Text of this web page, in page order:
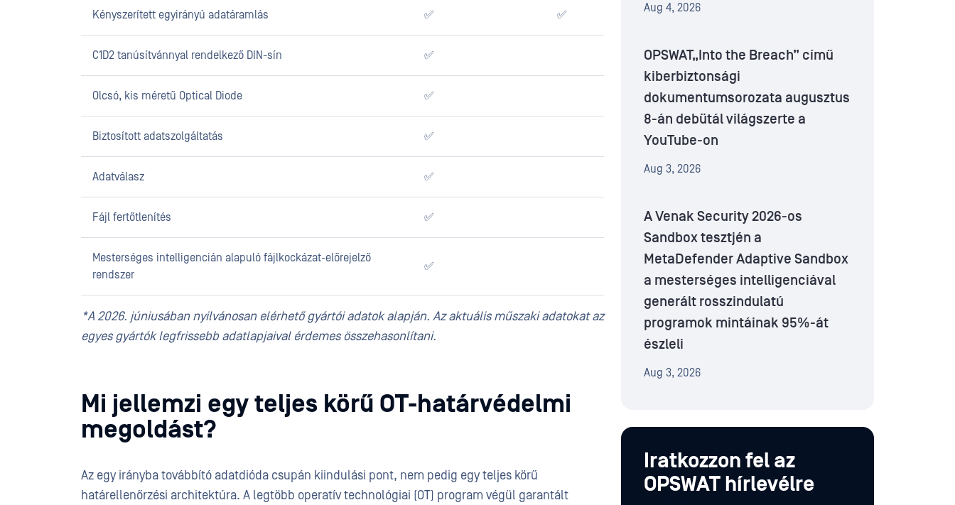
Kényszerített egyirányú adatáramlás ✅ ✅
C1D2 tanúsítvánnyal rendelkező DIN-sín ✅
Olcsó, kis méretű Optical Diode ✅
Biztosított adatszolgáltatás ✅
Adatválasz ✅
Fájl fertőtlenítés ✅
Mesterséges intelligencián alapuló fájlkockázat-előrejelző
rendszer
✅
*A 2026. júniusában nyilvánosan elérhető gyártói adatok alapján. Az aktuális műszaki adatokat az
egyes gyártók legfrissebb adatlapjaival érdemes összehasonlítani.
Mi jellemzi egy teljes körű OT-határvédelmi
megoldást?
Az egy irányba továbbító adatdióda csupán kiindulási pont, nem pedig egy teljes körű
határellenőrzési architektúra. A legtöbb operatív technológiai (OT) program végül garantált
Aug 4, 2026
OPSWAT„Into the Breach” című
kiberbiztonsági
dokumentumsorozata augusztus
8-án debütál világszerte a
YouTube-on
Aug 3, 2026
A Venak Security 2026-os
Sandbox tesztjén a
MetaDefender Adaptive Sandbox
a mesterséges intelligenciával
generált rosszindulatú
programok mintáinak 95%-át
észleli
Aug 3, 2026
Iratkozzon fel az
OPSWAT hírlevélre